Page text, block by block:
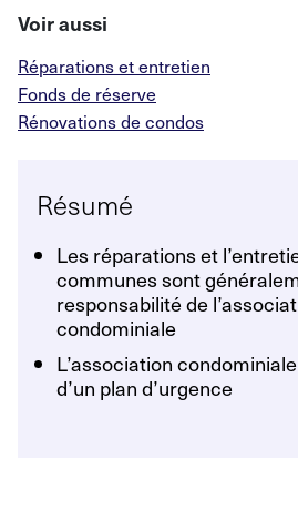
Voir aussi
Réparations et entretien
Fonds de réserve
Rénovations de condos
Résumé
Les réparations et
communes sont
responsabilité de
condominiale
L’association
d’un plan d’urgence